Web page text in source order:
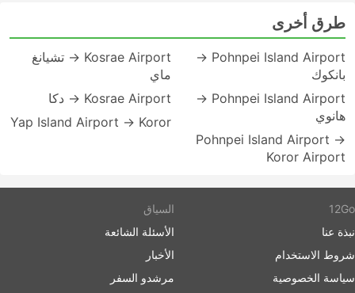
طرق أخرى
Pohnpei Island Airport →
بانكوك
Pohnpei Island Airport →
هانوي
Pohnpei Island Airport →
Koror Airport
Kosrae Airport → تشيانغ
ماي
Kosrae Airport → دكا
Yap Island Airport → Koror
12Go
نبذة عنا
شروط الاستخدام
سياسة الخصوصية
السياق
الأسئلة الشائعة
الأخبار
مرشدو السفر